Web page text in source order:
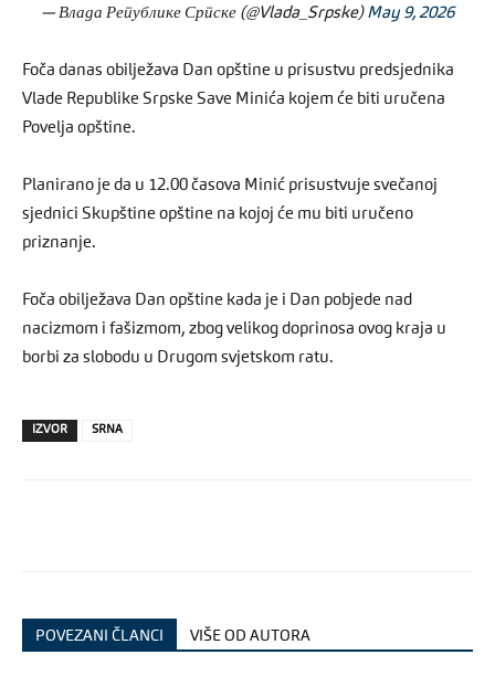
— Влада Републике Српске (@Vlada_Srpske) May 9, 2026
Foča danas obilježava Dan opštine u prisustvu predsjednika
Vlade Republike Srpske Save Minića kojem će biti uručena
Povelja opštine.
Planirano je da u 12.00 časova Minić prisustvuje svečanoj
sjednici Skupštine opštine na kojoj će mu biti uručeno
priznanje.
Foča obilježava Dan opštine kada je i Dan pobjede nad
nacizmom i fašizmom, zbog velikog doprinosa ovog kraja u
borbi za slobodu u Drugom svjetskom ratu.
IZVOR SRNA
POVEZANI ČLANCI VIŠE OD AUTORA